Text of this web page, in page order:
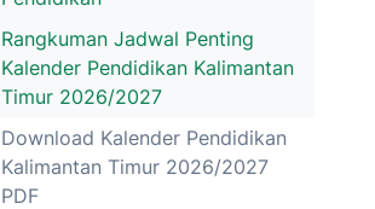
Rangkuman Jadwal Penting
Kalender Pendidikan Kalimantan
Timur 2026/2027
Download Kalender Pendidikan
Kalimantan Timur 2026/2027
PDF